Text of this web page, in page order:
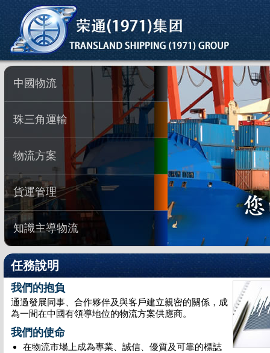
中國物流
珠三角運輸
物流方案
貨運管理
知識主導物流
任務說明
我們的抱負
通過發展同事、合作夥伴及與客戶建立親密的關係，成
為一間在中國有領導地位的物流方案供應商。
我們的使命
在物流市場上成為專業、誠信、優質及可靠的標誌